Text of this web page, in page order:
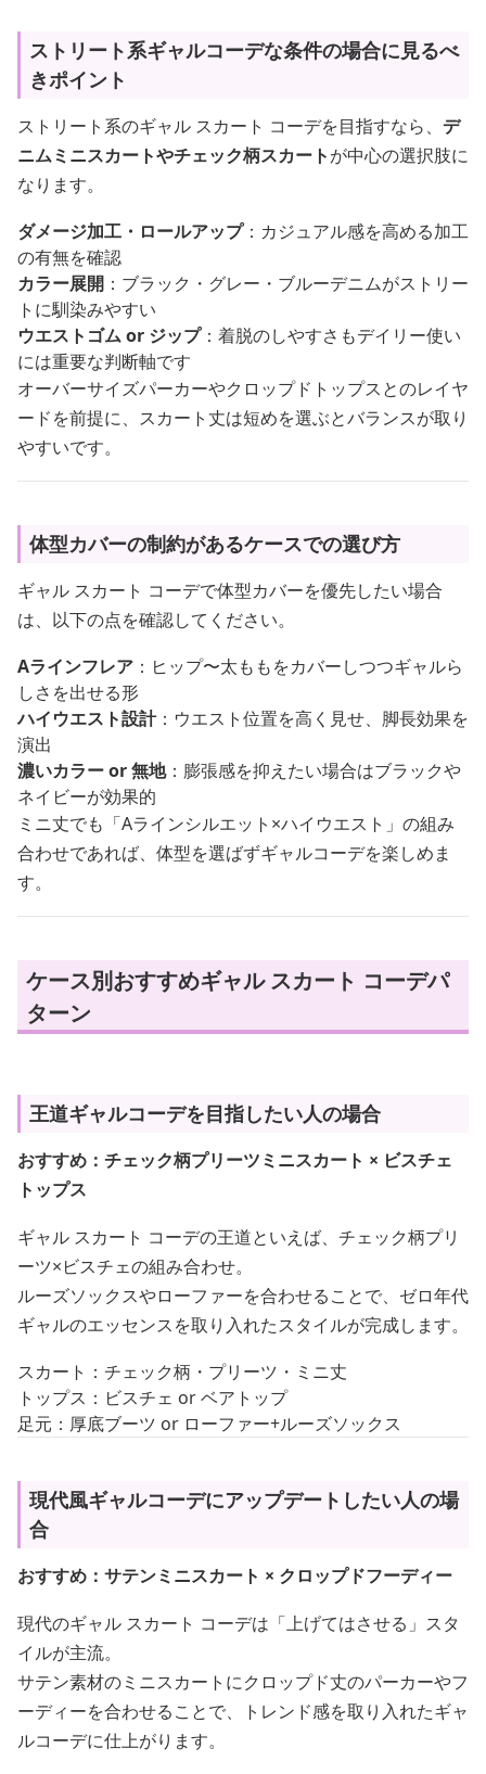
ストリート系ギャルコーデな条件の場合に見るべ
きポイント
ストリート系のギャル スカート コーデを目指すなら、 デ
ニムミニスカートやチェック柄スカートが中心の選択肢に
なります。
ダメージ加工・ロールアップ：カジュアル感を高める加工
の有無を確認
カラー展開 ：ブラック・グレー・ブルーデニムがストリー
トに馴染みやすい
ウエストゴム or ジップ：着脱のしやすさもデイリー使い
には重要な判断軸です
オーバーサイズパーカーやクロップドトップスとのレイヤ
ードを前提に、スカート丈は短めを選ぶとバランスが取り
やすいです。
体型カバーの制約があるケースでの選び方
ギャル スカート コーデで体型カバーを優先したい場合
は、以下の点を確認してください。
Aラインフレア ：ヒップ〜太ももをカバーしつつギャルら
しさを出せる形
ハイウエスト設計：ウエスト位置を高く見せ、脚長効果を
演出
濃いカラー or 無地：膨張感を抑えたい場合はブラックや
ネイビーが効果的
ミニ丈でも「Aラインシルエット×ハイウエスト」の組み
合わせであれば、体型を選ばずギャルコーデを楽しめま
す。
ケース別おすすめギャル スカート コーデパ
ターン
王道ギャルコーデを目指したい人の場合
おすすめ：チェック柄プリーツミニスカート × ビスチェ
トップス
ギャル スカート コーデの王道といえば、チェック柄プリ
ーツ×ビスチェの組み合わせ。
ルーズソックスやローファーを合わせることで、ゼロ年代
ギャルのエッセンスを取り入れたスタイルが完成します。
スカート：チェック柄・プリーツ・ミニ丈
トップス：ビスチェ or ベアトップ
足元：厚底ブーツ or ローファー+ルーズソックス
現代風ギャルコーデにアップデートしたい人の場
合
おすすめ：サテンミニスカート × クロップドフーディー
現代のギャル スカート コーデは「上げてはさせる」スタ
イルが主流。
サテン素材のミニスカートにクロップド丈のパーカーやフ
ーディーを合わせることで、トレンド感を取り入れたギャ
ルコーデに仕上がります。